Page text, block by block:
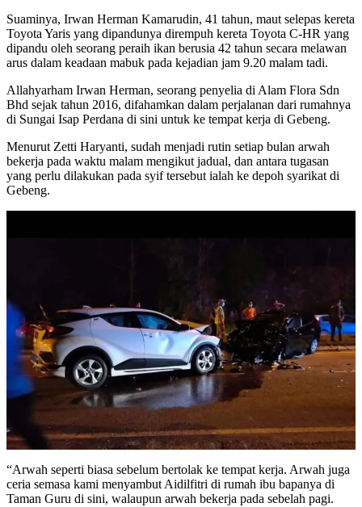
Suaminya, Irwan Herman Kamarudin, 41 tahun, maut selepas kereta
Toyota Yaris yang dipandunya dirempuh kereta Toyota C-HR yang
dipandu oleh seorang peraih ikan berusia 42 tahun secara melawan
arus dalam keadaan mabuk pada kejadian jam 9.20 malam tadi.
Allahyarham Irwan Herman, seorang penyelia di Alam Flora Sdn
Bhd sejak tahun 2016, difahamkan dalam perjalanan dari rumahnya
di Sungai Isap Perdana di sini untuk ke tempat kerja di Gebeng.
Menurut Zetti Haryanti, sudah menjadi rutin setiap bulan arwah
bekerja pada waktu malam mengikut jadual, dan antara tugasan
yang perlu dilakukan pada syif tersebut ialah ke depoh syarikat di
Gebeng.
“Arwah seperti biasa sebelum bertolak ke tempat kerja. Arwah juga
ceria semasa kami menyambut Aidilfitri di rumah ibu bapanya di
Taman Guru di sini, walaupun arwah bekerja pada sebelah pagi.